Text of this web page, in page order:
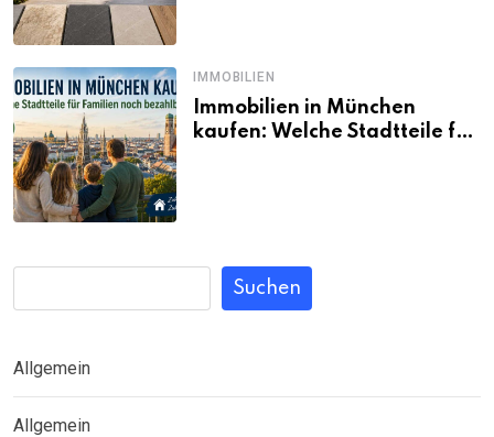
IMMOBILIEN
Immobilien in München
kaufen: Welche Stadtteile für
Suchen
Allgemein
Allgemein